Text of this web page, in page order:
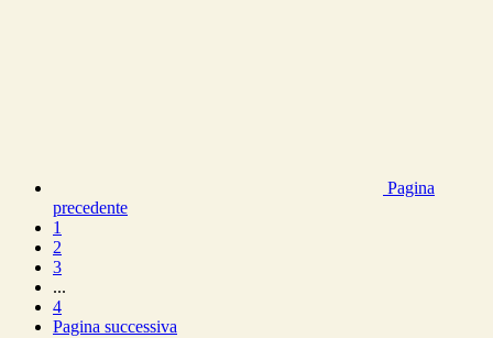
Pagina
precedente
1
2
3
...
4
Pagina successiva